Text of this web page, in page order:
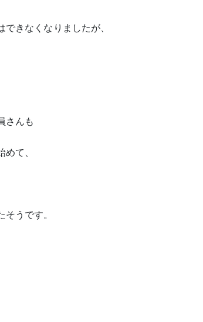
きなくなりましたが、
さんも
て、
うです。